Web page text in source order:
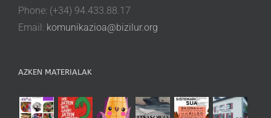
Phone: (+34) 94.433.88.17
Email: komunikazioa@bizilur.org
AZKEN MATERIALAK